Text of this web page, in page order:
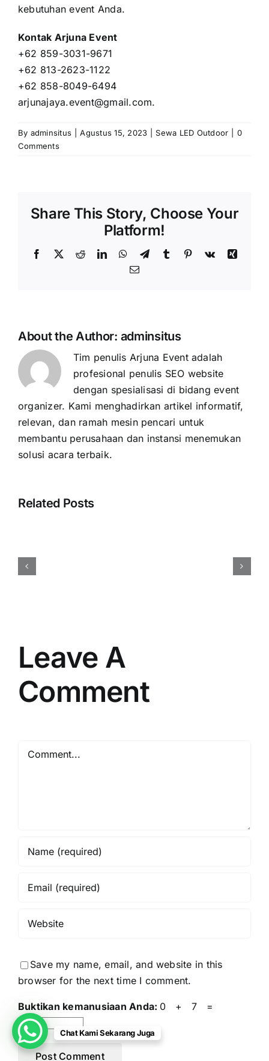
kebutuhan event Anda.
Kontak Arjuna Event
+62 859-3031-9671
+62 813-2623-1122
+62 858-8049-6494
arjunajaya.event@gmail.com.
By adminsitus Agustus 15, 2023 Sewa LED Outdoor
0
Comments
Share This Story, Choose Your
Platform!
Facebook
X RedditLinkedInWhatsApp
TelegramTumblr Pinterest
Vk
Xing
Email
About the Author: adminsitus
Tim penulis Arjuna Event adalah
profesional penulis SEO website
dengan spesialisasi di bidang event
organizer. Kami menghadirkan artikel informatif,
relevan, dan ramah mesin pencari untuk
membantu perusahaan dan instansi menemukan
solusi acara terbaik.
Related Posts
Leave A
Comment
Save my name, email, and website in this
browser for the next time I comment.
Buktikan kemanusiaan Anda: 0 + 7 =
Chat Kami Sekarang Juga